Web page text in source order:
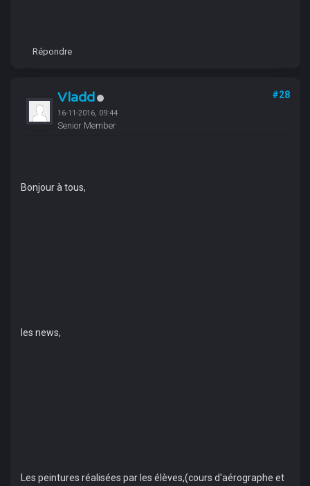
Répondre
Vladd
16-11-2016, 09:44
Senior Member
#28
Bonjour à tous,
les news,
Les peintures réalisées par les élèves,(cours d'aérographe et